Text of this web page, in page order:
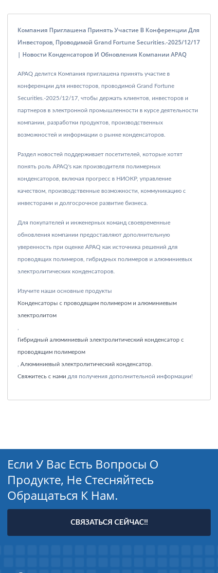
Компания Приглашена Принять Участие В Конференции Для
Инвесторов, Проводимой Grand Fortune Securities.-2025/12/17
| Новости Конденсаторов И Обновления Компании APAQ
APAQ делится Компания приглашена принять участие в
конференции для инвесторов, проводимой Grand Fortune
Securities.-2025/12/17, чтобы держать клиентов, инвесторов и
партнеров в электронной промышленности в курсе деятельности
компании, разработки продуктов, производственных
возможностей и информации о рынке конденсаторов.
Раздел новостей поддерживает посетителей, которые хотят
понять роль APAQ's как производителя полимерных
конденсаторов, включая прогресс в НИОКР, управление
качеством, производственные возможности, коммуникацию с
инвесторами и долгосрочное развитие бизнеса.
Для покупателей и инженерных команд своевременные
обновления компании предоставляют дополнительную
уверенность при оценке APAQ как источника решений для
проводящих полимеров, гибридных полимеров и алюминиевых
электролитических конденсаторов.
Изучите наши основные продукты
Конденсаторы с проводящим полимером и алюминиевым
электролитом
Гибридный алюминиевый электролитический конденсатор с
проводящим полимером
Алюминиевый электролитический конденсатор
Свяжитесь с нами для получения дополнительной информации!
Если У Вас Есть Вопросы О
Продукте, Не Стесняйтесь
Обращаться К Нам.
СВЯЗАТЬСЯ СЕЙЧАС!!